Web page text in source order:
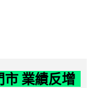
市 業績反增